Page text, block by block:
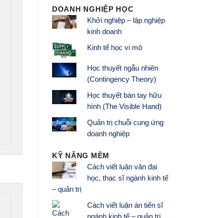
DOANH NGHIỆP HỌC
Khởi nghiệp – lập nghiệp
kinh doanh
Kinh tế học vi mô
Học thuyết ngẫu nhiên
(Contingency Theory)
Học thuyết bàn tay hữu
hình (The Visible Hand)
Quản trị chuỗi cung ứng
doanh nghiệp
KỸ NĂNG MỀM
Cách viết luận văn đại
học, thạc sĩ ngành kinh tế
– quản trị
Cách viết luận án tiến sĩ